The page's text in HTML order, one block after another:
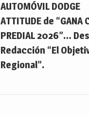
AUTOMÓVIL DODGE
ATTITUDE de “GANA
PREDIAL 2026”…
Redacción “El
Regional”.